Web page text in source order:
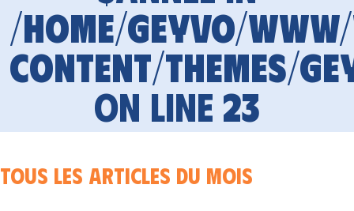
/home/geyvo/
content/themes/
on line 23
Tous les articles du mois